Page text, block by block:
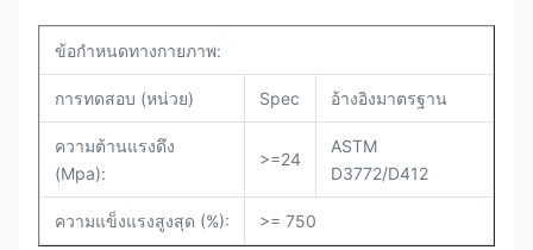
ข้อกำหนดทางกายภาพ:
การทดสอบ (หน่วย) Spec อ้างอิงมาตรฐาน
ความต้านแรงดึง
(Mpa):
>=24
ASTM
D3772/D412
ความแข็งแรงสูงสุด (%): >= 750